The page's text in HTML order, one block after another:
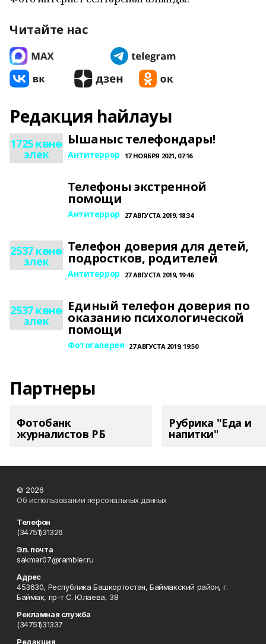
Читайте нас
Редакция һайлауы
1725 көнө
элек
Ышаныс телефондары!
Антитеррор 17 НОЯБРЯ 2021, 07:16
Телефоны экстренной
помощи
Антитеррор 27 АВГУСТА 2019, 18:34
2537 көнө
элек
Телефон доверия для детей,
подростков, родителей
Антитеррор 27 АВГУСТА 2019, 19:46
2537 көнө
элек
Единый телефон доверия по
оказанию психологической
помощи
Фотогалерея 27 АВГУСТА 2019, 19:50
Партнеры
Фотобанк
журналистов РБ
Рубрика "Еда и
напитки"
© 2026
Об использовании персональных данных
Телефон
(34751)31326
Эл. почта
sakmar07@rambler.ru
Адрес
453630, Республика Башкортостан, Баймакский район, г.
Баймак, пр-т С. Юлаева, 38
Рекламная служба
(34751)31337
Редакция